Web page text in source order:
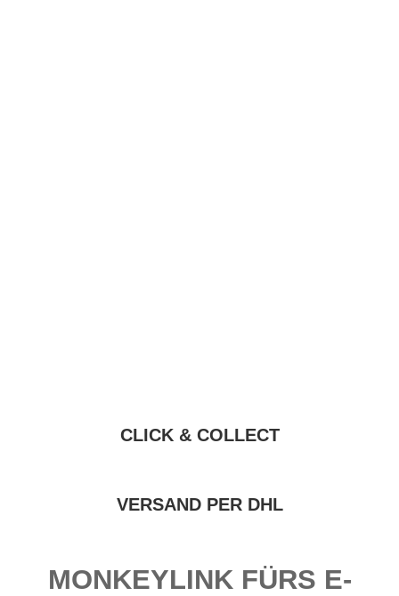
CLICK & COLLECT
VERSAND PER DHL
MONKEYLINK FÜRS E-